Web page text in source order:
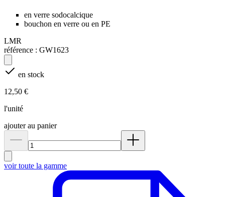
en verre sodocalcique
bouchon en verre ou en PE
LMR
référence : GW1623
en stock
12,50 €
l'unité
ajouter au panier
voir toute la gamme